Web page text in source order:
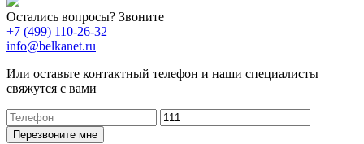
Остались вопросы? Звоните
+7 (499) 110-26-32
info@belkanet.ru
Или оставьте контактный телефон и наши специалисты
свяжутся с вами
Перезвоните мне